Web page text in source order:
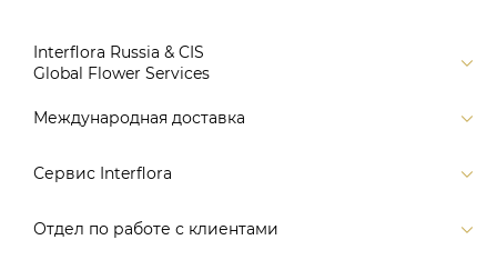
Interflora Russia & CIS
Global Flower Services
Версия для печати
Поиск
Международная доставка
Россия
Европа
Сервис Interflora
Заказ и оплата
Отдел по работе с клиентами